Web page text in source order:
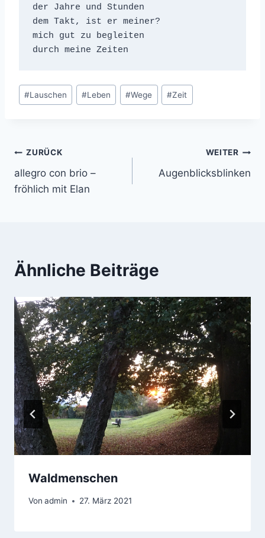
der Jahre und Stunden
dem Takt, ist er meiner?
mich gut zu begleiten
durch meine Zeiten
Schlagworte:
#Lauschen #Leben #Wege #Zeit
Beitrags-
Navigation
ZURÜCK
allegro con brio –
fröhlich mit Elan
WEITER
Augenblicksblinken
Ähnliche Beiträge
Waldmenschen
Von admin 27. März 2021